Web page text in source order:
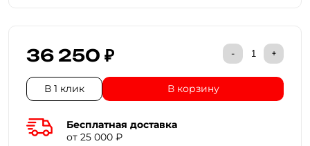
36 250 ₽ - +
В 1 клик В корзину
Бесплатная доставка
от 25 000 ₽